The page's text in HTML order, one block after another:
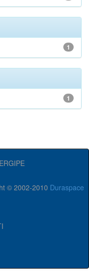
1
1
© 2002-2010 Duraspace